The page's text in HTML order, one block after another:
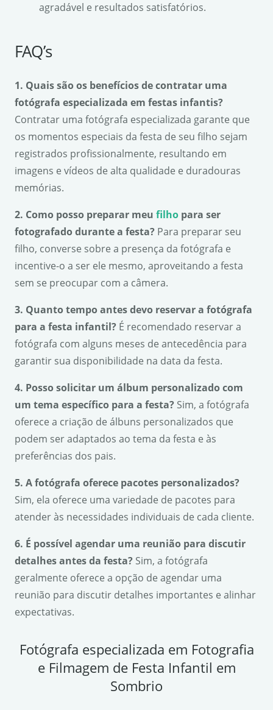
agradável e resultados satisfatórios.
FAQ’s
1. Quais são os benefícios de contratar uma
fotógrafa especializada em festas infantis?
Contratar uma fotógrafa especializada garante que
os momentos especiais da festa de seu filho sejam
registrados profissionalmente, resultando em
imagens e vídeos de alta qualidade e duradouras
memórias.
2. Como posso preparar meu filho para ser
fotografado durante a festa? Para preparar seu
filho, converse sobre a presença da fotógrafa e
incentive-o a ser ele mesmo, aproveitando a festa
sem se preocupar com a câmera.
3. Quanto tempo antes devo reservar a fotógrafa
para a festa infantil? É recomendado reservar a
fotógrafa com alguns meses de antecedência para
garantir sua disponibilidade na data da festa.
4. Posso solicitar um álbum personalizado com
um tema específico para a festa? Sim, a fotógrafa
oferece a criação de álbuns personalizados que
podem ser adaptados ao tema da festa e às
preferências dos pais.
5. A fotógrafa oferece pacotes personalizados?
Sim, ela oferece uma variedade de pacotes para
atender às necessidades individuais de cada cliente.
6. É possível agendar uma reunião para discutir
detalhes antes da festa? Sim, a fotógrafa
geralmente oferece a opção de agendar uma
reunião para discutir detalhes importantes e alinhar
expectativas.
Fotógrafa especializada em Fotografia
e Filmagem de Festa Infantil em
Sombrio